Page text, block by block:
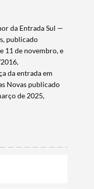
da Entrada Sul —
publicado
11 de novembro, e
da entrada em
Novas publicado
de 2025,